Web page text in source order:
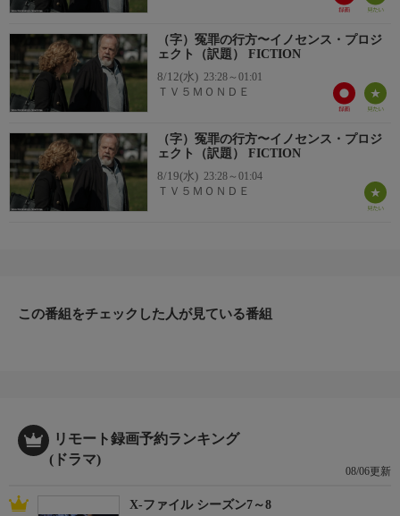
（字）冤罪の行方〜イノセンス・プロジ
ェクト（訳題） FICTION
8/12(水) 23:28～01:01
ＴＶ５ＭＯＮＤＥ
（字）冤罪の行方〜イノセンス・プロジ
ェクト（訳題） FICTION
8/19(水) 23:28～01:04
ＴＶ５ＭＯＮＤＥ
この番組をチェックした人が見ている番組
リモート録画予約ランキング
(ドラマ)
08/06更新
X-ファイル シーズン7～8